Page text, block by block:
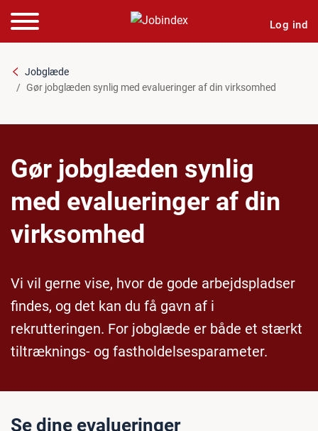
Log ind
Jobglæde
Gør jobglæden synlig med evalueringer af din virksomhed
Gør jobglæden synlig
med evalueringer af din
virksomhed
Vi vil gerne vise, hvor de gode arbejdspladser
findes, og det kan du få gavn af i
rekrutteringen. For jobglæde er både et stærkt
tiltræknings- og fastholdelsesparameter.
Se dine evalueringer